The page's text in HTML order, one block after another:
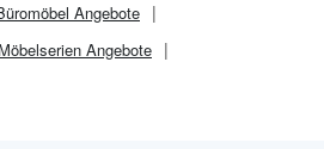
Angebote
Möbelserien Angebote